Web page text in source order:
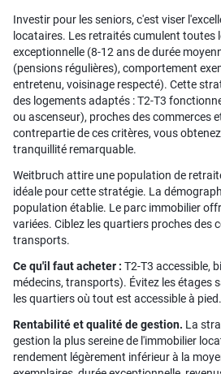
Investir pour les seniors, c'est viser
locataires. Les retraités cumulent toutes
exceptionnelle (8-12 ans de durée
(pensions régulières), comportement
entretenu, voisinage respecté). Cette
des logements adaptés : T2-T3
ou ascenseur), proches des commerces
contrepartie de ces critères, vous
tranquillité remarquable.
Weitbruch attire une population de
idéale pour cette stratégie. La
population établie. Le parc immobilier
variées. Ciblez les quartiers proches des
transports.
Ce qu'il faut acheter : T2-T3 accessible,
médecins, transports). Évitez les étages
les quartiers où tout est accessible à pied.
Rentabilité et qualité de gestion. La
gestion la plus sereine de l'immobilier
rendement légèrement inférieur à la